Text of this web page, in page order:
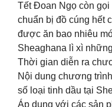
Tết Đoan Ngọ còn
chuẩn bị đồ cúng hết
được ăn bao nhiêu
Sheaghana lì xì
Thời gian diễn ra
Nội dung chương
số loại tinh dầu tại
Áp dụng với các sản